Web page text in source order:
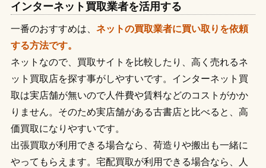
インターネット買取業者を活用する
一番のおすすめは、 ネットの買取業者に買い取りを依頼
する方法です。
ネットなので、買取サイトを比較したり、高く売れるネ
ット買取店を探す事がしやすいです。インターネット買
取は実店舗が無いので人件費や賃料などのコストがかか
りません。そのため実店舗がある古書店と比べると、高
価買取になりやすいです。
出張買取が利用できる場合なら、荷造りや搬出も一緒に
やってもらえます。宅配買取が利用できる場合なら、人